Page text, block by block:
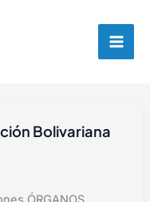
Bolivariana